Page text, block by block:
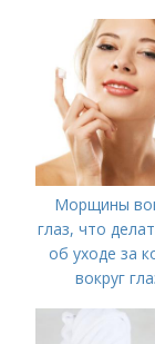
визуальных
Морщины
глаз, что
об уходе за
вокруг